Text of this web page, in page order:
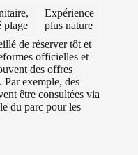
plage
Expérience
plus nature
de réserver tôt et
officielles et
des offres
Par exemple, des
être consultées via
du parc pour les